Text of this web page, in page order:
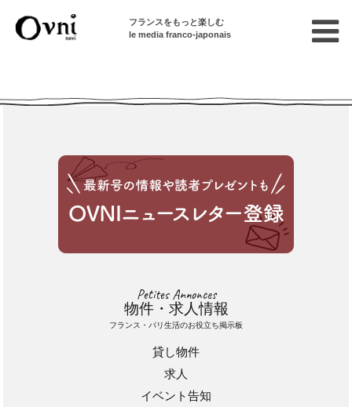
フランスをもっと楽しむ
le media franco-japonais
Petites Annonces
物件・求人情報
フランス・パリ生活のお役立ち掲示板
貸し物件
求人
イベント告知